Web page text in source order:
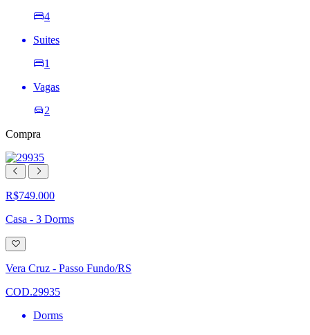
4
Suites
1
Vagas
2
Compra
R$749.000
Casa - 3 Dorms
Adicionar
à
lista
de
Vera Cruz - Passo Fundo/RS
COD.29935
Dorms